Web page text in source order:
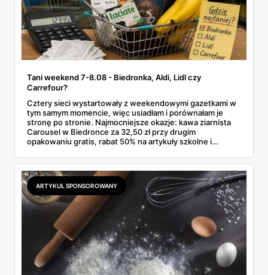
Tani weekend 7-8.08 - Biedronka, Aldi, Lidl czy
Carrefour?
Cztery sieci wystartowały z weekendowymi gazetkami w
tym samym momencie, więc usiadłam i porównałam je
stronę po stronie. Najmocniejsze okazje: kawa ziarnista
Carousel w Biedronce za 32,50 zł przy drugim
opakowaniu gratis, rabat 50% na artykuły szkolne i
2,99 zł za kilogram, ale wyłącznie w sobotę z aplikacją. Aldi
odpowiada masłem za 2,99 zł. Werdykt w skrócie:
najwięcej wyciśniesz z Biedronki, po świeże warzywa jedź
do Aldi.
ARTYKUŁ SPONSOROWANY